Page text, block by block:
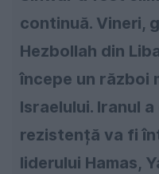
continuă. Vineri,
Hezbollah din
începe un război
Israelului. Iranul
rezistență va fi
liderului Hamas,